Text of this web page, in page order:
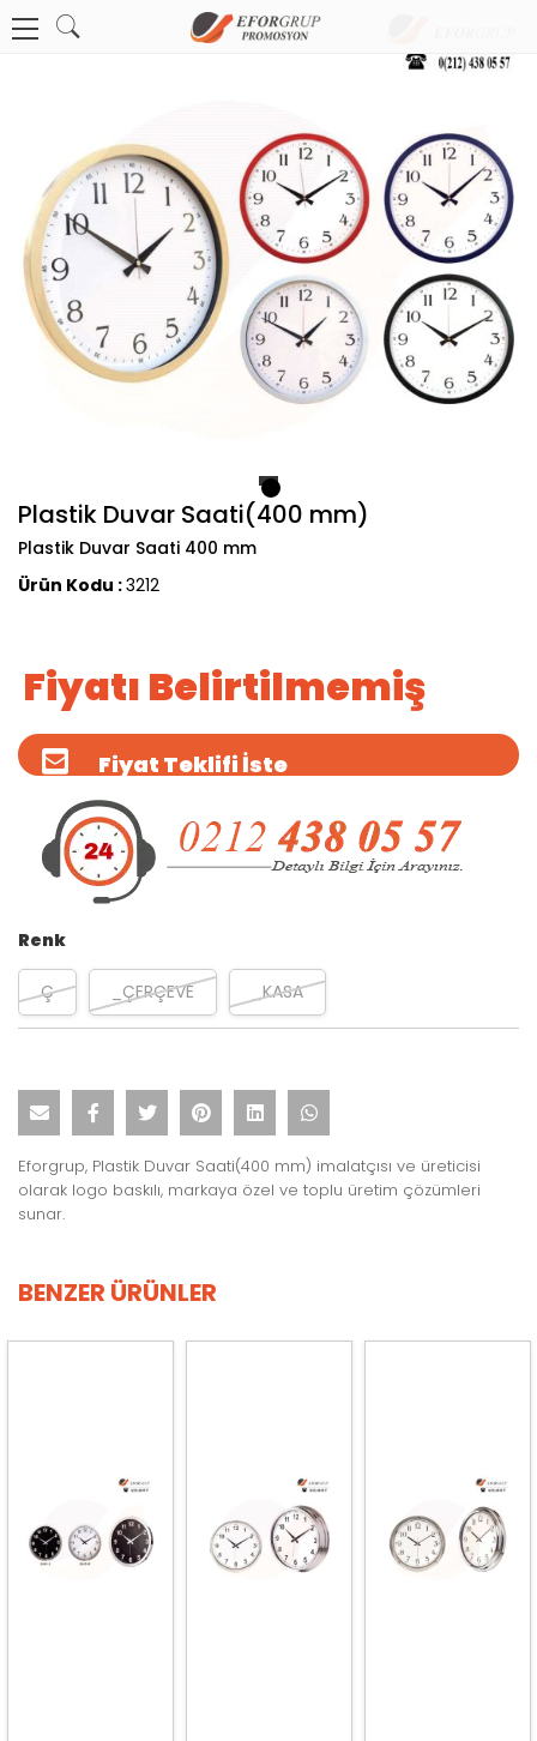
Plastik Duvar Saati(400 mm)
Plastik Duvar Saati 400 mm
Ürün Kodu :3212
Fiyatı Belirtilmemiş
Fiyat Teklifi İste
Renk
Ç _ÇERÇEVE _KASA
Eforgrup, Plastik Duvar Saati(400 mm) imalatçısı ve üreticisi
olarak logo baskılı, markaya özel ve toplu üretim çözümleri
sunar.
BENZER ÜRÜNLER